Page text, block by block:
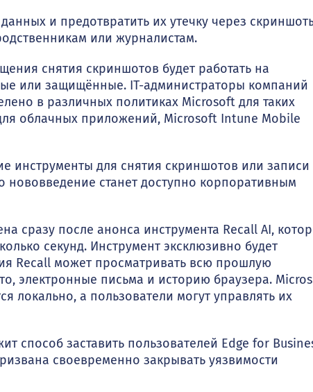
и предотвратить их утечку через
или журналистам.
снятия скриншотов будет работать на
или защищённые. IT-администраторы компаний
в различных политиках Microsoft для таких
облачных приложений, Microsoft Intune Mobile
инструменты для снятия скриншотов или записи
нововведение станет доступно корпоративным
сразу после анонса инструмента Recall AI,
секунд. Инструмент эксклюзивно будет
Recall может просматривать всю прошлую
электронные письма и историю браузера.
локально, а пользователи могут управлять их
способ заставить пользователей Edge for
своевременно закрывать уязвимости